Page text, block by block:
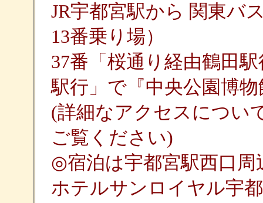
JR宇都宮駅から 関東バ
13番乗り場）
37番「桜通り経由鶴田
駅行」で『中央公園博物
(詳細なアクセスについ
ご覧ください)
◎宿泊は宇都宮駅西口
ホテルサンロイヤ